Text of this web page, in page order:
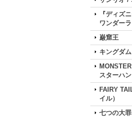
『ディズ
ワンダーラ
巌窟王
キングダム
スターハン
FAIRY
イル）
七つの大罪